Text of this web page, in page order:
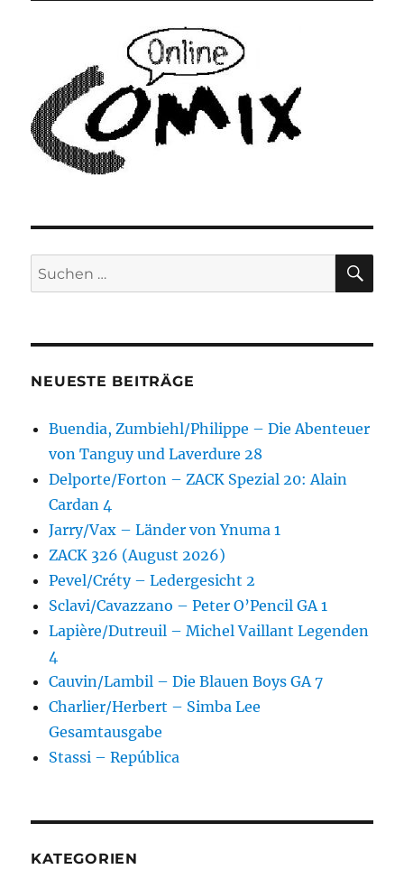
Suchen
nach:
NEUESTE BEITRÄGE
Buendia, Zumbiehl/Philippe – Die Abenteuer
von Tanguy und Laverdure 28
Delporte/Forton – ZACK Spezial 20: Alain
Cardan 4
Jarry/Vax – Länder von Ynuma 1
ZACK 326 (August 2026)
Pevel/Créty – Ledergesicht 2
Sclavi/Cavazzano – Peter O’Pencil GA 1
Lapière/Dutreuil – Michel Vaillant Legenden
4
Cauvin/Lambil – Die Blauen Boys GA 7
Charlier/Herbert – Simba Lee
Gesamtausgabe
Stassi – República
KATEGORIEN